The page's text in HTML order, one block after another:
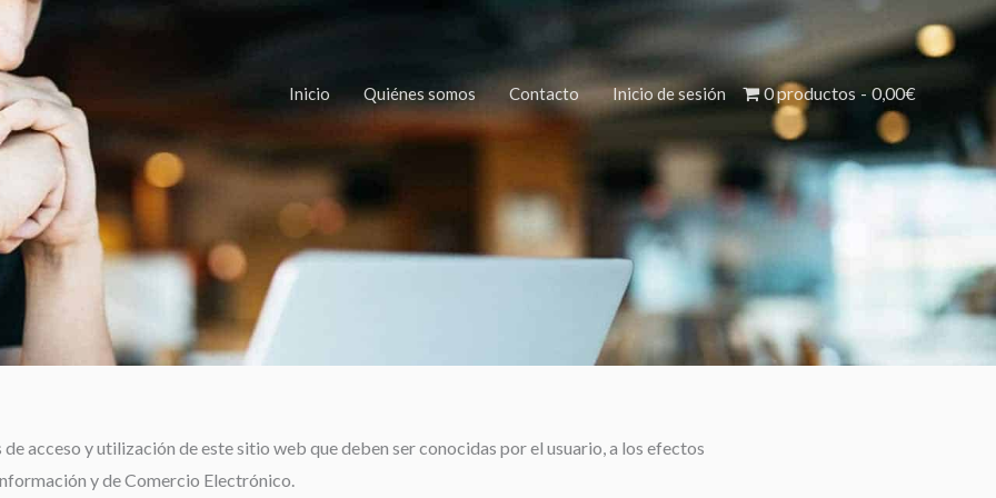
Inicio Quiénes somos Contacto Inicio de sesión 0 productos 0,00€
acceso y utilización de este sitio web que deben ser conocidas por el usuario, a los efectos
y de Comercio Electrónico.